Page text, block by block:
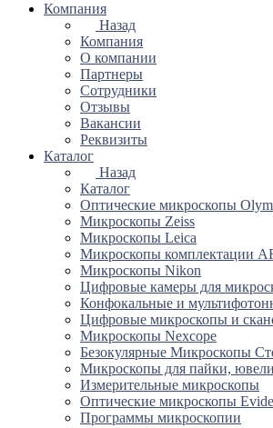
Компания
Назад
Компания
О компании
Партнеры
Сотрудники
Отзывы
Вакансии
Реквизиты
Каталог
Назад
Каталог
Оптические микроскопы
Микроскопы Zeiss
Микроскопы Leica
Микроскопы комплектации
Микроскопы Nikon
Цифровые камеры для
Конфокальные и
Цифровые микроскопы и
Микроскопы Nexcope
Безокулярные Микроскопы
Микроскопы для пайки,
Измерительные микроскопы
Оптические микроскопы
Программы микроскопии